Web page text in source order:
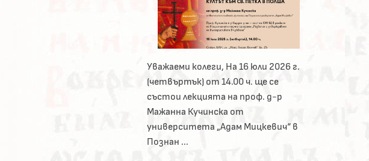
Уважаеми колеги, На 16 юли 2026 г.
(четвъртък) от 14.00 ч. ще се
състои лекцията на проф. д-р
Мажанна Кучинска от
университета „Адам Мицкевич“ в
Познан ...